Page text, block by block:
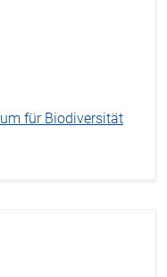
für Biodiversität